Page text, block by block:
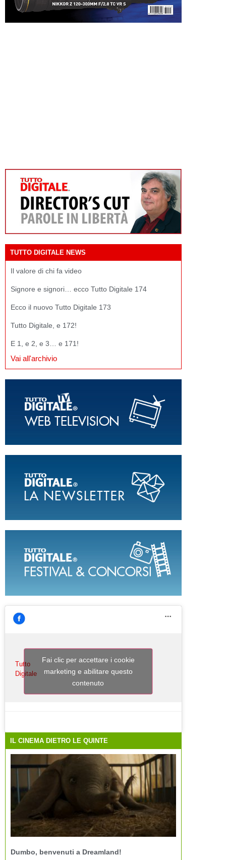
TUTTO DIGITALE NEWS
Il valore di chi fa video
Signore e signori… ecco Tutto Digitale 174
Ecco il nuovo Tutto Digitale 173
Tutto Digitale, e 172!
E 1, e 2, e 3… e 171!
Vai all'archivio
Tutto
Digitale
Fai clic per accettare i cookie
marketing e abilitare questo
contenuto
IL CINEMA DIETRO LE QUINTE
Dumbo, benvenuti a Dreamland!